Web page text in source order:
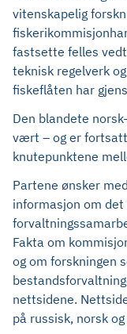
vitenskapelig
fastsette felles
teknisk regelverk
fiskeflåten har
Den blandete
vært – og er
knutepunktene
Partene ønsker
informasjon om
Fakta om
og om forskningen
nettsidene.
på russisk, norsk